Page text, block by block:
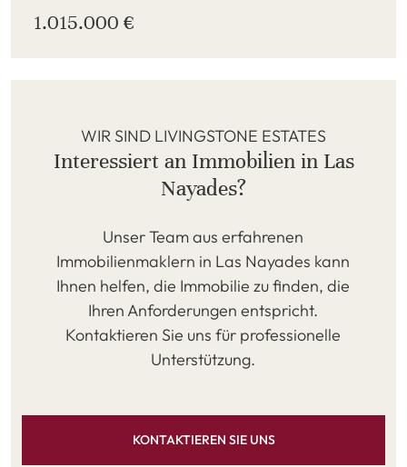
1.015.000 €
WIR SIND LIVINGSTONE ESTATES
Interessiert an Immobilien in Las
Nayades?
Unser Team aus erfahrenen
Immobilienmaklern in Las Nayades kann
Ihnen helfen, die Immobilie zu finden, die
Ihren Anforderungen entspricht.
Kontaktieren Sie uns für professionelle
Unterstützung.
KONTAKTIEREN SIE UNS